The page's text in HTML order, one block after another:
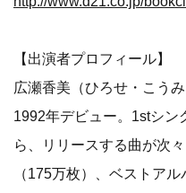
【出演者プロフィール】
広瀬香美（ひろせ・こうみ
1992年デビュー。1stシン
ら、リリースする曲が次
（175万枚）、ベストア